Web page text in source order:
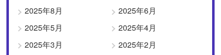
2025年8月
2025年6月
2025年5月
2025年4月
2025年3月
2025年2月